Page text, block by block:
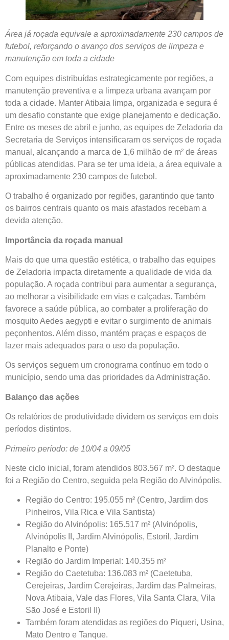
Área já roçada equivale a aproximadamente 230 campos de
futebol, reforçando o avanço dos serviços de limpeza e
manutenção em toda a cidade
Com equipes distribuídas estrategicamente por regiões, a
manutenção preventiva e a limpeza urbana avançam por
toda a cidade. Manter Atibaia limpa, organizada e segura é
um desafio constante que exige planejamento e dedicação.
Entre os meses de abril e junho, as equipes de Zeladoria da
Secretaria de Serviços intensificaram os serviços de roçada
manual, alcançando a marca de 1,6 milhão de m² de áreas
públicas atendidas. Para se ter uma ideia, a área equivale a
aproximadamente 230 campos de futebol.
O trabalho é organizado por regiões, garantindo que tanto
os bairros centrais quanto os mais afastados recebam a
devida atenção.
Importância da roçada manual
Mais do que uma questão estética, o trabalho das equipes
de Zeladoria impacta diretamente a qualidade de vida da
população. A roçada contribui para aumentar a segurança,
ao melhorar a visibilidade em vias e calçadas. Também
favorece a saúde pública, ao combater a proliferação do
mosquito Aedes aegypti e evitar o surgimento de animais
peçonhentos. Além disso, mantém praças e espaços de
lazer mais adequados para o uso da população.
Os serviços seguem um cronograma contínuo em todo o
município, sendo uma das prioridades da Administração.
Balanço das ações
Os relatórios de produtividade dividem os serviços em dois
períodos distintos.
Primeiro período: de 10/04 a 09/05
Neste ciclo inicial, foram atendidos 803.567 m². O destaque
foi a Região do Centro, seguida pela Região do Alvinópolis.
Região do Centro: 195.055 m² (Centro, Jardim dos
Pinheiros, Vila Rica e Vila Santista)
Região do Alvinópolis: 165.517 m² (Alvinópolis,
Alvinópolis II, Jardim Alvinópolis, Estoril, Jardim
Planalto e Ponte)
Região do Jardim Imperial: 140.355 m²
Região do Caetetuba: 136.083 m² (Caetetuba,
Cerejeiras, Jardim Cerejeiras, Jardim das Palmeiras,
Nova Atibaia, Vale das Flores, Vila Santa Clara, Vila
São José e Estoril II)
Também foram atendidas as regiões do Piqueri, Usina,
Mato Dentro e Tanque.